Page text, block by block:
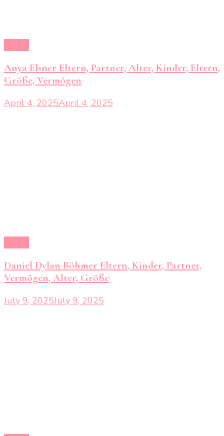
Anya Elsner Eltern, Partner, Alter, Kinder, Eltern,
Größe, Vermögen
April 4, 2025April 4, 2025
Daniel Dylan Böhmer Eltern, Kinder, Partner,
Vermögen, Alter, Größe
July 9, 2025July 9, 2025